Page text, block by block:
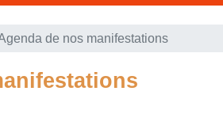
de nos manifestations